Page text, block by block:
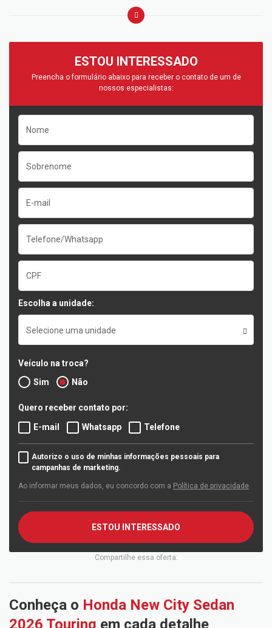
ESTOU INTERESSADO
Preencha o formulário abaixo para receber o contato de um de
nossos especialistas:
Escolha a unidade:
Selecione uma unidade
Veículo na troca?
Sim
Não
Quero receber contato por:
E-mail
Whatsapp Telefone
Autorizo o uso de minhas informações pessoais para
campanhas de marketing.
Ao informar meus dados, eu concordo com a Política de privacidade.
ESTOU INTERESSADO
Compartilhe essa oferta:
Conheça o Honda New City Sedan
2026 Touring em cada detalhe